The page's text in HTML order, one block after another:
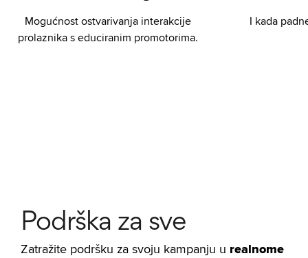
Mogućnost ostvarivanja interakcije
prolaznika s educiranim promotorima.
I kada
Podrška za sve
Zatražite podršku za svoju kampanju u realnome